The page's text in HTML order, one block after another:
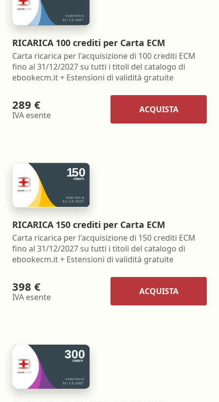
RICARICA 100 crediti per Carta ECM
Carta ricarica per l'acquisizione di 100 crediti ECM
fino al 31/12/2027 su tutti i titoli del catalogo di
ebookecm.it + Estensioni di validità gratuite
289 €
IVA esente
ACQUISTA
RICARICA 150 crediti per Carta ECM
Carta ricarica per l'acquisizione di 150 crediti ECM
fino al 31/12/2027 su tutti i titoli del catalogo di
ebookecm.it + Estensioni di validità gratuite
398 €
IVA esente
ACQUISTA